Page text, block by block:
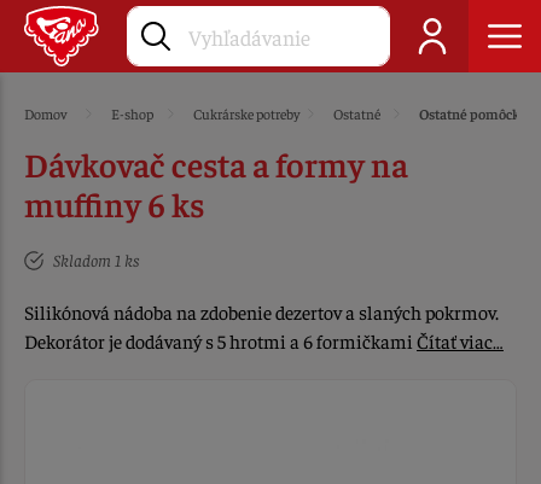
Domov E-shop Cukrárske potreby Ostatné Ostatné pomôcky
Dávkovač cesta a formy na
muffiny 6 ks
Skladom 1 ks
Silikónová nádoba na zdobenie dezertov a slaných pokrmov.
Dekorátor je dodávaný s 5 hrotmi a 6 formičkami Čítať viac…